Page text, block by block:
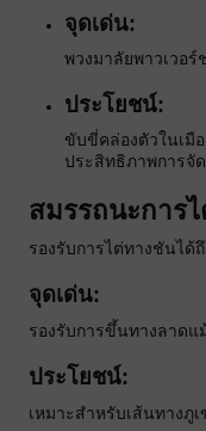
จุดเด่น:
พวงมาลัยพาวเวอ
ประโยชน์:
ขับขี่คล่องตัวในเมือ
ประสิทธิภาพการจั
สมรรถนะการ
รองรับการไต่ทางชันได้ถึ
จุดเด่น:
รองรับการขึ้นทางลาดแ
ประโยชน์:
เหมาะสำหรับเส้นทางภู